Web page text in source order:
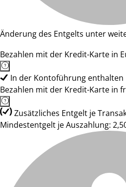
Änderung des Entgelts unter
Bezahlen mit der Kredit-Karte in
In der Kontoführung enthalten
Bezahlen mit der Kredit-Karte in
Zusätzliches Entgelt je
Mindestentgelt je Auszahlung: